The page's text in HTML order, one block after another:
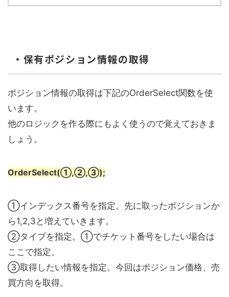
・保有ポジション情報の取得
ポジション情報の取得は下記のOrderSelect関数を使
います。
他のロジックを作る際にもよく使うので覚えておきま
しょう。
OrderSelect(①,②,③);
①インデックス番号を指定。先に取ったポジションか
ら1,2,3と増えていきます。
②タイプを指定。①でチケット番号をしたい場合は
ここで指定。
③取得したい情報を指定。今回はポジション価格、売
買方向を取得。